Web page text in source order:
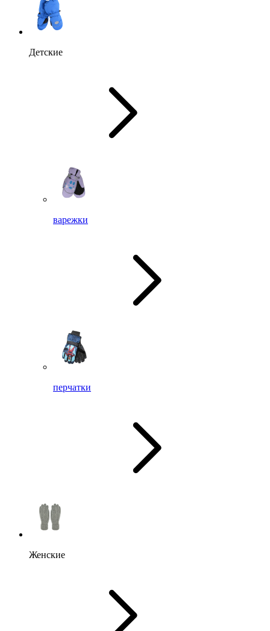
Детские
варежки
перчатки
Женские